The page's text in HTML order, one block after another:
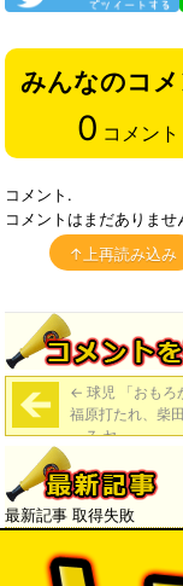
みんなのコメ
0 コメント
コメント.
コメントはまだありませ
↑上再読み込み
← 球児 「おもろ
福原打たれ、柴
－７ ヤ」
最新記事 取得失敗